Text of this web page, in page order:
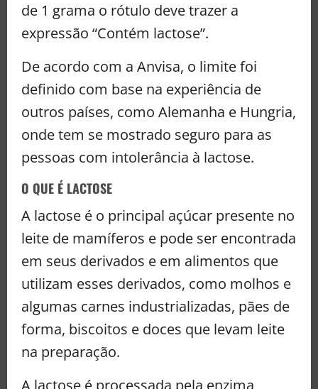
de 1 grama o rótulo deve trazer a
expressão “Contém lactose”.
De acordo com a Anvisa, o limite foi
definido com base na experiência de
outros países, como Alemanha e Hungria,
onde tem se mostrado seguro para as
pessoas com intolerância à lactose.
O QUE É LACTOSE
A lactose é o principal açúcar presente no
leite de mamíferos e pode ser encontrada
em seus derivados e em alimentos que
utilizam esses derivados, como molhos e
algumas carnes industrializadas, pães de
forma, biscoitos e doces que levam leite
na preparação.
A lactose é processada pela enzima